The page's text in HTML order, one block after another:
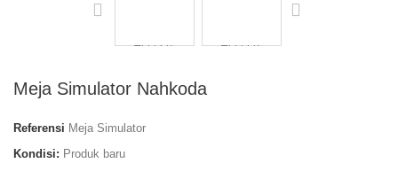
Meja Simulator Nahkoda
Referensi Meja Simulator
Kondisi: Produk baru